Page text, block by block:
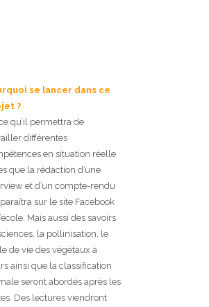
se lancer dans ce
?
qu’il permettra de
différentes
en situation réelle
que la rédaction d’une
et d’un compte-rendu
sur le site Facebook
Mais aussi des savoirs
la pollinisation, le
de vie des végétaux à
ainsi que la classification
seront abordés après les
Des lectures viendront